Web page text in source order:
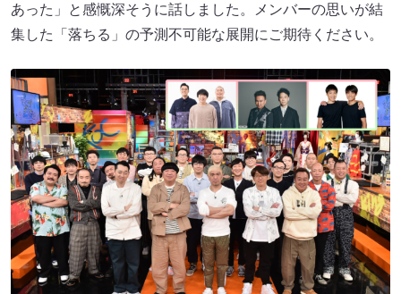
あった」と感慨深そうに話しました。メンバーの思いが結
集した「落ちる」の予測不可能な展開にご期待ください。